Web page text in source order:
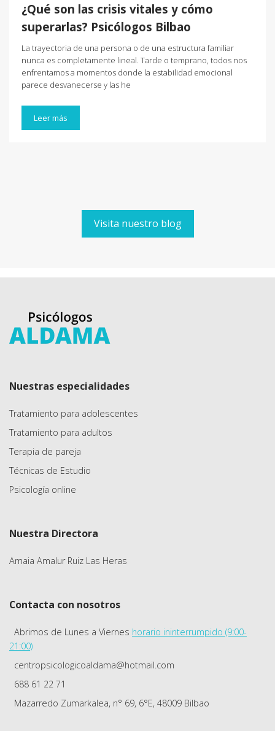
¿Qué son las crisis vitales y cómo
superarlas? Psicólogos Bilbao
La trayectoria de una persona o de una estructura familiar
nunca es completamente lineal. Tarde o temprano, todos nos
enfrentamos a momentos donde la estabilidad emocional
parece desvanecerse y las he
Leer más
Visita nuestro blog
Nuestras especialidades
Tratamiento para adolescentes
Tratamiento para adultos
Terapia de pareja
Técnicas de Estudio
Psicología online
Nuestra Directora
Amaia Amalur Ruiz Las Heras
Contacta con nosotros
Abrimos de Lunes a Viernes horario ininterrumpido (9:00-
21:00)
centropsicologicoaldama@hotmail.com
688 61 22 71
Mazarredo Zumarkalea, n° 69, 6°E, 48009 Bilbao